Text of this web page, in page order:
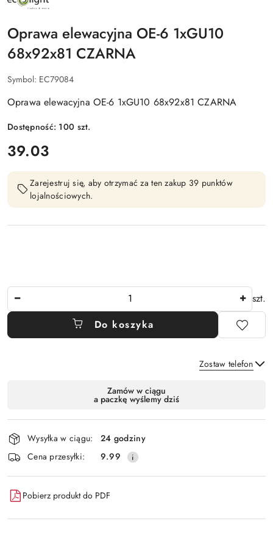
PRODUCENTA:
Oprawa elewacyjna OE-6 1xGU10
68x92x81 CZARNA
Symbol: EC79084
Oprawa elewacyjna OE-6 1xGU10 68x92x81 CZARNA
Dostępność: 100 szt.
cena:
39.03
Zarejestruj się, aby otrzymać za ten zakup 39 punktów
lojalnościowych.
szt.
Do koszyka
Zostaw telefon
Wyślij
dostawa
Zamów w ciągu
a paczkę wyślemy dziś
Wysyłka w ciągu:
24 godziny
Cena przesyłki:
9.99
Pobierz produkt do PDF